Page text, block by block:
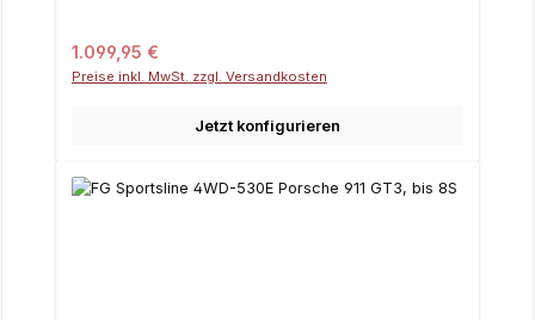
Regulärer Preis:
1.099,95 €
Preise inkl. MwSt. zzgl. Versandkosten
Jetzt konfigurieren